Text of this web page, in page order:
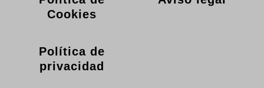
Cookies
Política de
privacidad